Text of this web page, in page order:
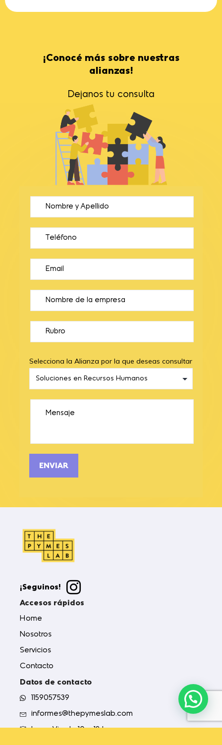
¡Conocé más sobre nuestras
alianzas!
Dejanos tu consulta
Selecciona la Alianza por la que deseas consultar
¡Seguinos!
Accesos rápidos
Home
Nosotros
Servicios
Contacto
Datos de contacto
1159057539
informes@thepymeslab.com
Lun a Vie de 10 a 18 hs.